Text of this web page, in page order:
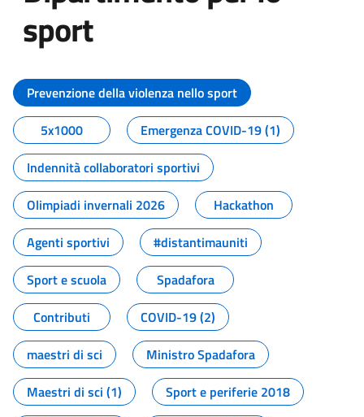
sport
Tutti i contenuti della pagina
Prevenzione della violenza nello sport
5x1000
Emergenza COVID-19 (1)
Indennità collaboratori sportivi
Olimpiadi invernali 2026
Hackathon
Agenti sportivi
#distantimauniti
Sport e scuola
Spadafora
Contributi
COVID-19 (2)
maestri di sci
Ministro Spadafora
Maestri di sci (1)
Sport e periferie 2018